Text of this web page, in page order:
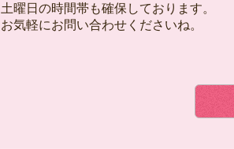
土曜日の時間帯も確保しております。
お気軽にお問い合わせくださいね。